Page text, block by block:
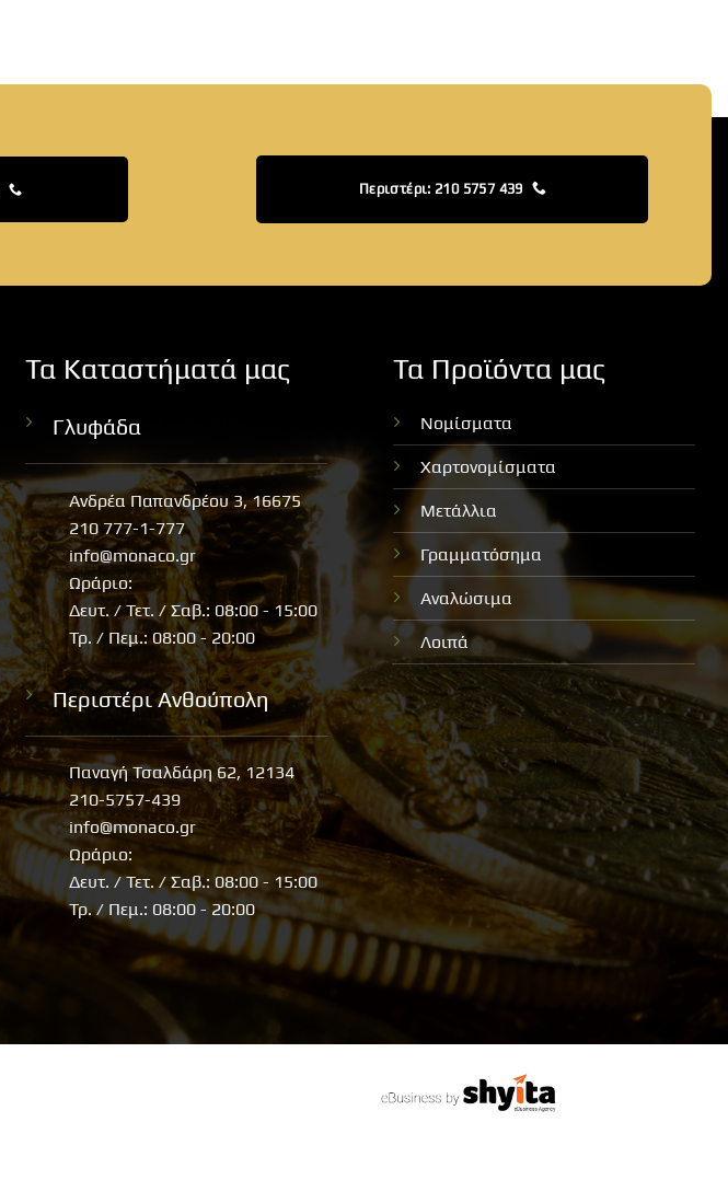
Περιστέρι: 210 5757 439
Τα Καταστήματά μας
Γλυφάδα
Ανδρέα Παπανδρέου 3, 16675
210 777-1-777
info@monaco.gr
Ωράριο:
Δευτ. / Τετ. / Σαβ.: 08:00 - 15:00
Τρ. / Πεμ.: 08:00 - 20:00
Περιστέρι Ανθούπολη
Παναγή Τσαλδάρη 62, 12134
210-5757-439
info@monaco.gr
Ωράριο:
Δευτ. / Τετ. / Σαβ.: 08:00 - 15:00
Τρ. / Πεμ.: 08:00 - 20:00
Τα Προϊόντα μας
Νομίσματα
Χαρτονομίσματα
Μετάλλια
Γραμματόσημα
Αναλώσιμα
Λοιπά